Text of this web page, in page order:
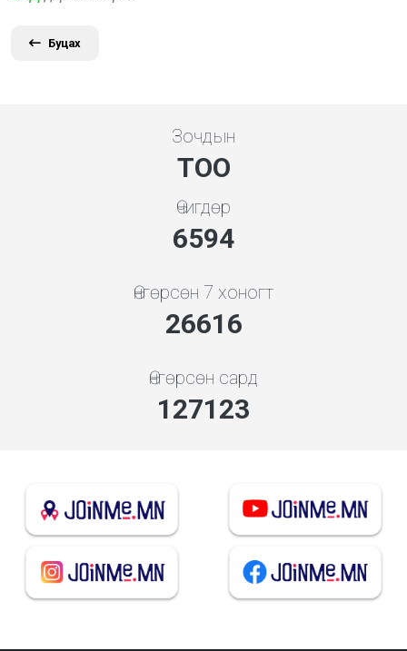
Буцах
Зочдын
ТОО
Өчигдөр
7354
Өнгөрсөн 7 хоногт
29687
Өнгөрсөн сард
141791